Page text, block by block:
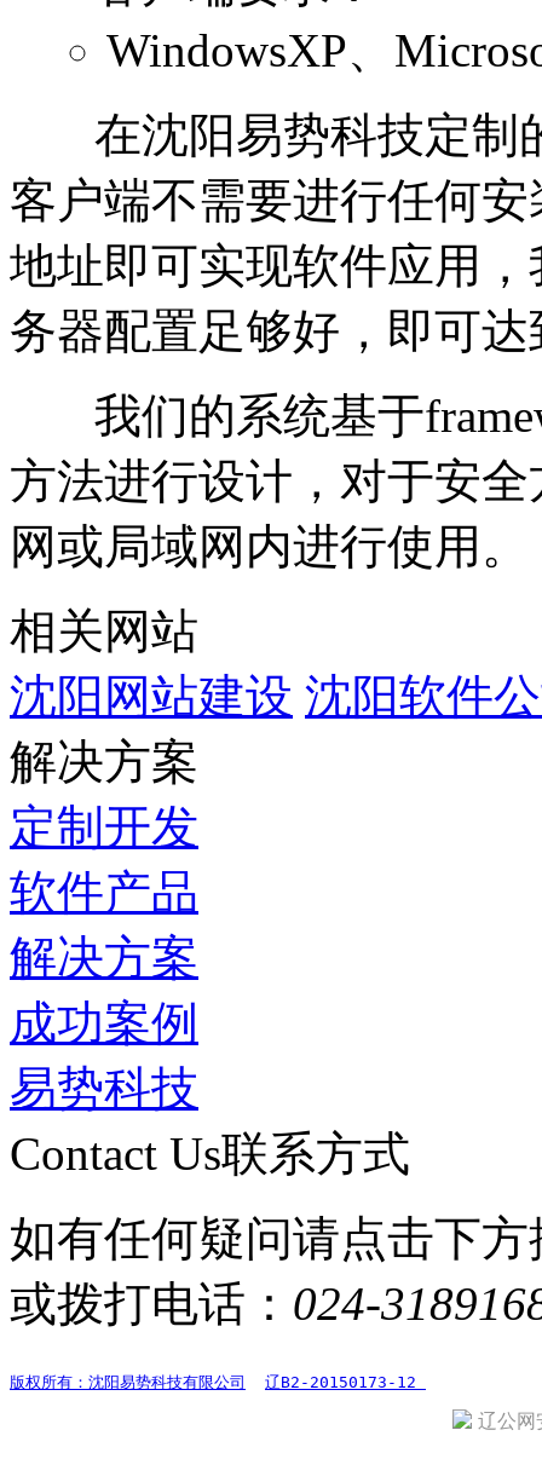
WindowsXP、
在沈阳易势科技定制
客户端不需要进行任何
地址即可实现软件应用
务器配置足够好，即可
我们的系统基于
方法进行设计，对于安
网或局域网内进行使用。
相关网站
沈阳网站建设 沈阳软件
解决方案
定制开发
软件产品
解决方案
成功案例
易势科技
Contact Us联系方式
如有任何疑问请点击下
或拨打电话： 024-
版权所有：沈阳易势科技有限公司 辽B2-20150173-12
辽公网